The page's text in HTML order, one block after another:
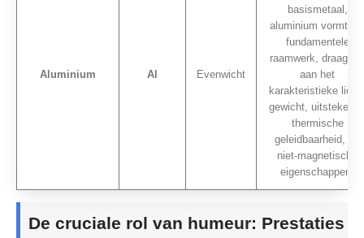
Aluminium Al Evenwicht
basismetaal,
aluminium vormt
fundamentele
raamwerk, draagt ​​bij
aan het
karakteristieke
gewicht,
thermische
geleidbaarheid, en
niet-magnetische
eigenschappen.
De cruciale rol van humeur: Prestaties